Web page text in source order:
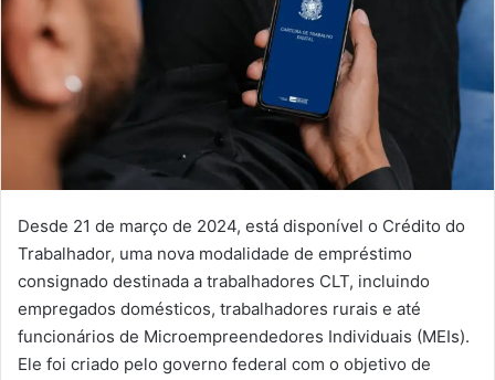
Desde 21 de março de 2024, está disponível o Crédito do
Trabalhador, uma nova modalidade de empréstimo
consignado destinada a trabalhadores CLT, incluindo
empregados domésticos, trabalhadores rurais e até
funcionários de Microempreendedores Individuais (MEIs).
Ele foi criado pelo governo federal com o objetivo de